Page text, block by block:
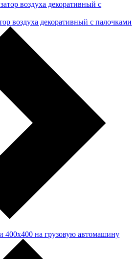
воздуха декоративный с палочками
400х400 на грузовую автомашину